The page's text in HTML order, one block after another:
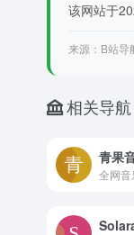
该网站于
来源：B站导
相关导航
青果